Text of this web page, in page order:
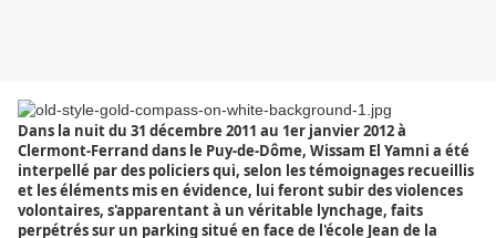
Dans la nuit du 31 décembre 2011 au 1er janvier 2012 à
Clermont-Ferrand dans le Puy-de-Dôme, Wissam El Yamni a été
interpellé par des policiers qui, selon les témoignages recueillis
et les éléments mis en évidence, lui feront subir des violences
volontaires, s'apparentant à un véritable lynchage, faits
perpétrés sur un parking situé en face de l'école Jean de la